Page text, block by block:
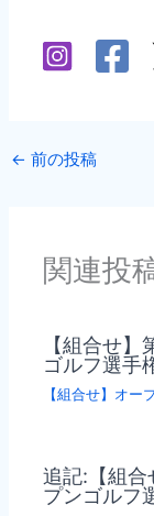
← 前の投稿
関連投
【組合せ
ゴルフ選手
【組合せ】オー
追記:【組
プンゴルフ